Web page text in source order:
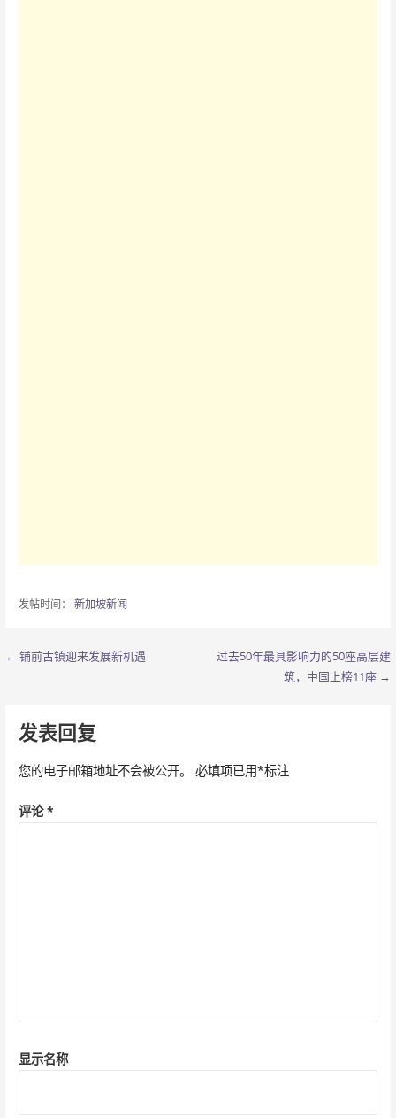
发帖时间： 新加坡新闻
文
导
航
← 铺前古镇迎来发展新机遇
过去50年最具影响力的50座高层建
筑，中国上榜11座 →
发表回复
您的电子邮箱地址不会被公开。 必填项已用*标注
评论*
显示名称